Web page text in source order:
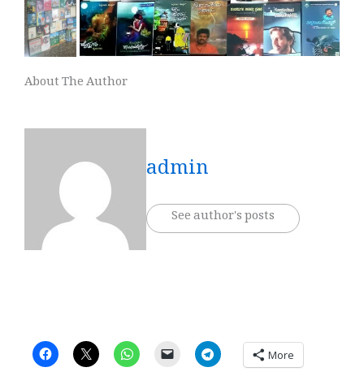
About The Author
admin
See author's posts
More